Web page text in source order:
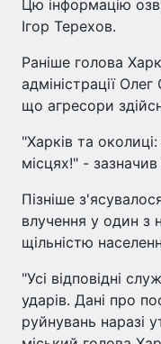
Цю інформацію
Ігор Терехов.
Раніше голова
адміністрації
що агресори
"Харків та
місцях!" - зазначив
Пізніше
влучення у один з
щільністю
"Усі відповідні
ударів. Дані про
руйнувань наразі